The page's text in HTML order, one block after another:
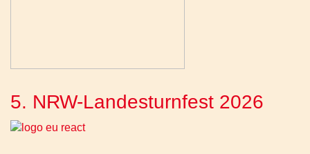
5. NRW-Landesturnfest 2026